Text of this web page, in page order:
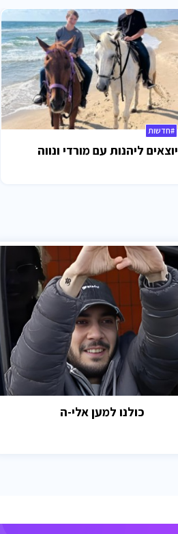
#חדשות
יוצאים ליהנות עם מורדי ונווה
כולנו למען אלי-ה